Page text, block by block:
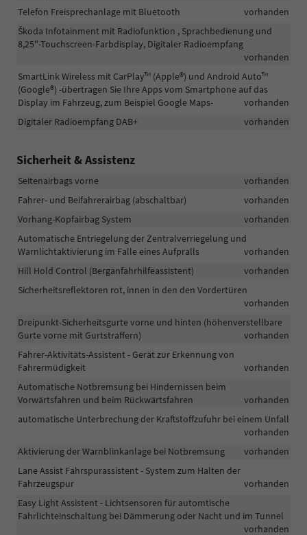
Telefon Freisprechanlage mit Bluetooth
vorhanden
Škoda Infotainment mit Radiofunktion , Sprachbedienung und
8,25"-Touchscreen-Farbdisplay, Digitaler Radioempfang
vorhanden
SmartLink Wireless mit CarPlay™ (Apple®) und Android Auto™
(Google®) -übertragen Sie Ihre Apps vom Smartphone auf das
Display im Fahrzeug, zum Beispiel Google Maps-
vorhanden
Digitaler Radioempfang DAB+
vorhanden
Sicherheit & Assistenz
Seitenairbags vorne
vorhanden
Fahrer- und Beifahrerairbag (abschaltbar)
vorhanden
Vorhang-Kopfairbag System
vorhanden
Automatische Entriegelung der Zentralverriegelung und
Warnlichtaktivierung im Falle eines Aufpralls
vorhanden
Hill Hold Control (Berganfahrhilfeassistent)
vorhanden
Sicherheitsreflektoren rot, innen in den den Vordertüren
vorhanden
Dreipunkt-Sicherheitsgurte vorne und hinten (höhenverstellbare
Gurte vorne mit Gurtstraffern)
vorhanden
Fahrer-Aktivitäts-Assistent - Gerät zur Erkennung von
Fahrermüdigkeit
vorhanden
Automatische Notbremsung bei Hindernissen beim
Vorwärtsfahren und beim Rückwärtsfahren
vorhanden
automatische Unterbrechung der Kraftstoffzufuhr bei einem Unfall
vorhanden
Aktivierung der Warnblinkanlage bei Notbremsung
vorhanden
Lane Assist Fahrspurassistent - System zum Halten der
Fahrzeugspur
vorhanden
Easy Light Assistent - Lichtsensoren für automtische
Fahrlichteinschaltung bei Dämmerung oder Nacht und im Tunnel
vorhanden